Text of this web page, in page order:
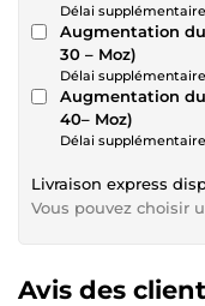
Délai
Augmentation
30 – Moz)
Délai
Augmentation
40– Moz)
Délai
Livraison express
Vous pouvez choisir
Avis des